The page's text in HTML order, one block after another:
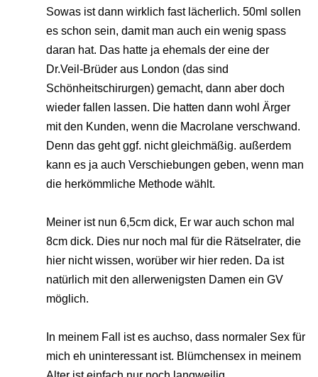
Sowas ist dann wirklich fast lächerlich. 50ml sollen
es schon sein, damit man auch ein wenig spass
daran hat. Das hatte ja ehemals der eine der
Dr.Veil-Brüder aus London (das sind
Schönheitschirurgen) gemacht, dann aber doch
wieder fallen lassen. Die hatten dann wohl Ärger
mit den Kunden, wenn die Macrolane verschwand.
Denn das geht ggf. nicht gleichmäßig. außerdem
kann es ja auch Verschiebungen geben, wenn man
die herkömmliche Methode wählt.
Meiner ist nun 6,5cm dick, Er war auch schon mal
8cm dick. Dies nur noch mal für die Rätselrater, die
hier nicht wissen, worüber wir hier reden. Da ist
natürlich mit den allerwenigsten Damen ein GV
möglich.
In meinem Fall ist es auchso, dass normaler Sex für
mich eh uninteressant ist. Blümchensex in meinem